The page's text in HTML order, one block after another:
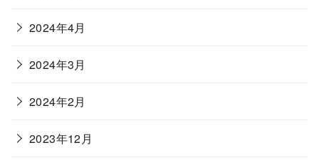
2024年4月
2024年3月
2024年2月
2023年12月